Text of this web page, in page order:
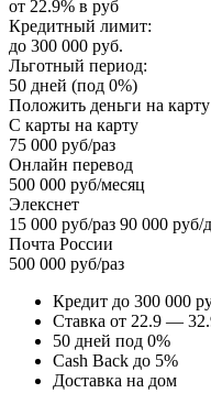
от 22.9% в руб
Кредитный лимит:
до 300 000 руб.
Льготный период:
50 дней (под 0%)
Положить деньги на карту
С карты на карту
75 000 руб/раз
Онлайн перевод
500 000 руб/месяц
Элекснет
15 000 руб/раз 90 000 руб/
Почта России
500 000 руб/раз
Кредит до 300 000
Ставка от 22.9 —
50 дней под 0%
Cash Back до 5%
Доставка на дом